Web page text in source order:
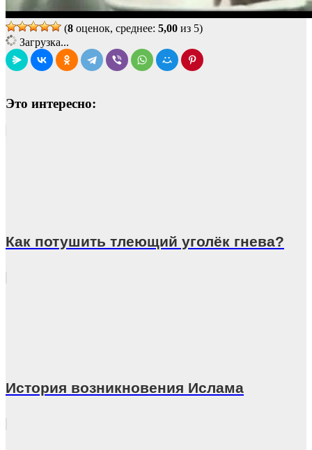
(8 оценок, среднее: 5,00 из 5)
Загрузка...
Это интересно:
Как потушить тлеющий уголёк гнева?
История возникновения Ислама